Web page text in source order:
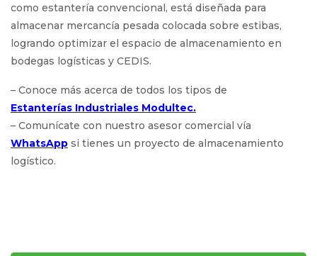
como estantería convencional, está diseñada para
almacenar mercancía pesada colocada sobre estibas,
logrando optimizar el espacio de almacenamiento en
bodegas logísticas y CEDIS.
– Conoce más acerca de todos los tipos de
Estanterías Industriales Modultec.
– Comunícate con nuestro asesor comercial vía
WhatsApp si tienes un proyecto de almacenamiento
logístico.